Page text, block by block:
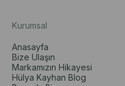
Kurumsal
Anasayfa
Bize Ulaşın
Markamızın Hikayesi
Hülya Kayhan Blog